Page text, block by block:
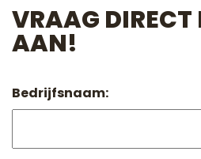
VRAAG DIRECT
AAN!
Bedrijfsnaam: